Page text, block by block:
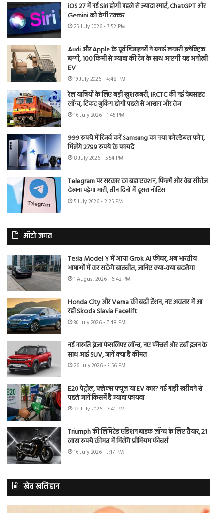
iOS 27 में नई Siri होगी पहले से ज्यादा स्मार्ट, ChatGPT और
Gemini को देगी टक्कर
25 July 2026 - 7:52 PM
Audi और Apple के पूर्व डिजाइनरों ने बनाई लग्जरी इलेक्ट्रिक
बग्गी, 100 किमी से ज्यादा की रेंज के साथ आएगी यह अनोखी
EV
19 July 2026 - 4:48 PM
रेल यात्रियों के लिए बड़ी खुशखबरी, IRCTC की नई वेबसाइट
लॉन्च, टिकट बुकिंग होगी पहले से आसान और तेज
16 July 2026 - 1:45 PM
999 रुपये में रिजर्व करें Samsung का नया फोल्डेबल फोन,
मिलेंगे 2799 रुपये के फायदे
8 July 2026 - 5:54 PM
Telegram पर सरकार का बड़ा एक्शन, फिल्में और वेब सीरीज
देखना पड़ेगा भारी, तीन दिनों में दूसरा नोटिस
5 July 2026 - 2:25 PM
ऑटो जगत
Tesla Model Y में आया Grok AI फीचर, अब भारतीय
भाषाओं में कर सकेंगे बातचीत, जानिए क्या-क्या बदलेगा
1 August 2026 - 6:42 PM
Honda City और Verna की बढ़ी टेंशन, नए अवतार में आ
रही Skoda Slavia Facelift
30 July 2026 - 7:48 PM
नई मारुति ब्रेजा फेसलिफ्ट लॉन्च, नए फीचर्स और टर्बो इंजन के
साथ आई SUV, जानें क्या है कीमत
26 July 2026 - 3:56 PM
E20 पेट्रोल, फ्लेक्स फ्यूल या EV कार? नई गाड़ी खरीदने से
पहले जानें किसमें है ज्यादा फायदा
23 July 2026 - 7:41 PM
Triumph की लिमिटेड एडिशन बाइक लॉन्च के लिए तैयार, 21
लाख रुपये कीमत में मिलेंगे प्रीमियम फीचर्स
16 July 2026 - 3:17 PM
खेत खलिहान